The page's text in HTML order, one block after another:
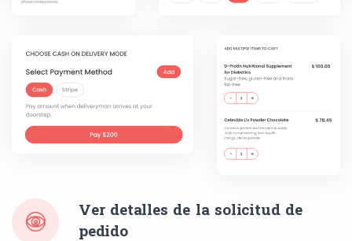
Ver detalles de la solicitud de
pedido